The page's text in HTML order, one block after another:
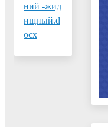
ний -жид
ищный.d
ocx